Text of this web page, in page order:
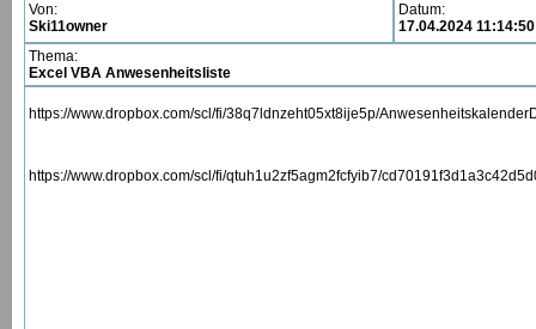
Von:
Ski11owner
Datum:
17.04.2024 11:14:50
Thema:
Excel VBA Anwesenheitsliste
https://www.dropbox.com/scl/fi/38q7ldnzeht05xt8ije5p/
https://www.dropbox.com/scl/fi/qtuh1u2zf5agm2fcfyib7/